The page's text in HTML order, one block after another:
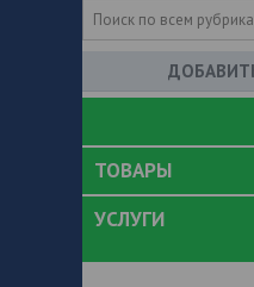
ТОВАРЫ
УСЛУГИ